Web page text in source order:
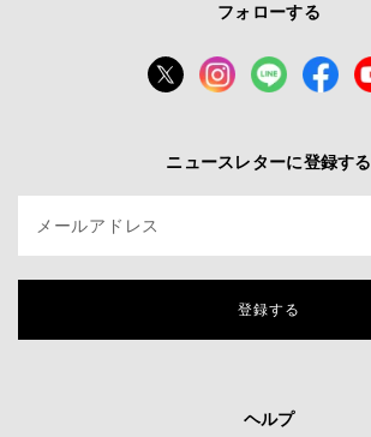
フォローする
ニュースレターに登録する
メールアドレス
登録する
ヘルプ